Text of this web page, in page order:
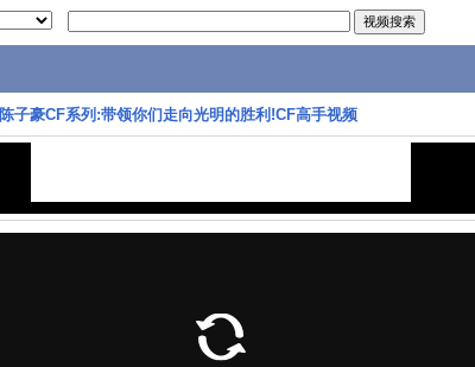
陈子豪CF系列:带领你们走向光明的胜利!CF高手视频